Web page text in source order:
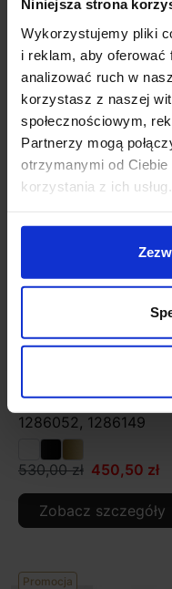
Niniejsza strona
Wykorzystujemy pliki
i reklam, aby oferować
analizować ruch w
korzystasz z naszej
społecznościowym,
Partnerzy mogą
otrzymanymi od
korzystania z ich usług.
Szynowód tylko do
Szczegóły produktu
Zobacz także
Spot 1286033,
1286052, 1286149
530,00 zł 450,50 zł
Zobacz szczegóły
Promocja